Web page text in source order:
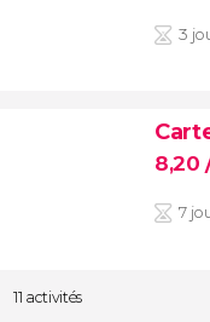
3
8,20
7
11 activités